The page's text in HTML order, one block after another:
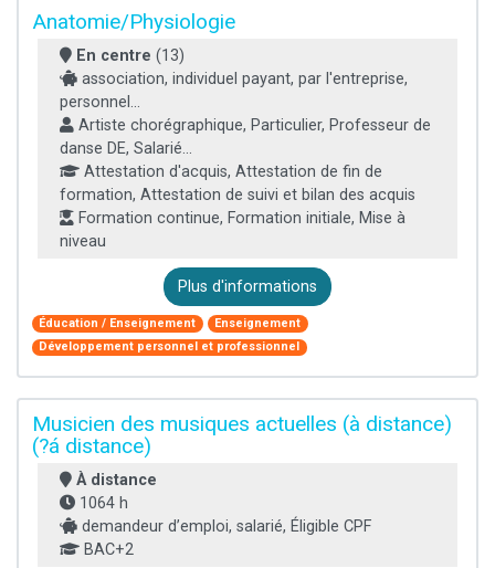
Anatomie/Physiologie
En centre (13)
association, individuel payant, par l'entreprise,
personnel...
Artiste chorégraphique, Particulier, Professeur de
danse DE, Salarié...
Attestation d'acquis, Attestation de fin de
formation, Attestation de suivi et bilan des acquis
Formation continue, Formation initiale, Mise à
niveau
Plus d'informations
Éducation / Enseignement
Enseignement
Développement personnel et professionnel
Musicien des musiques actuelles (à distance)
(?á distance)
À distance
1064 h
demandeur d’emploi, salarié, Éligible CPF
BAC+2